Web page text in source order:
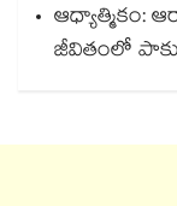
ఆధ్యాత్మికం:
జీవితంలో